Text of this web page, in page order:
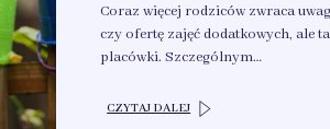
Coraz więcej rodziców zwraca
czy ofertę zajęć dodatkowych, ale
placówki. Szczególnym…
CZYTAJ DALEJ